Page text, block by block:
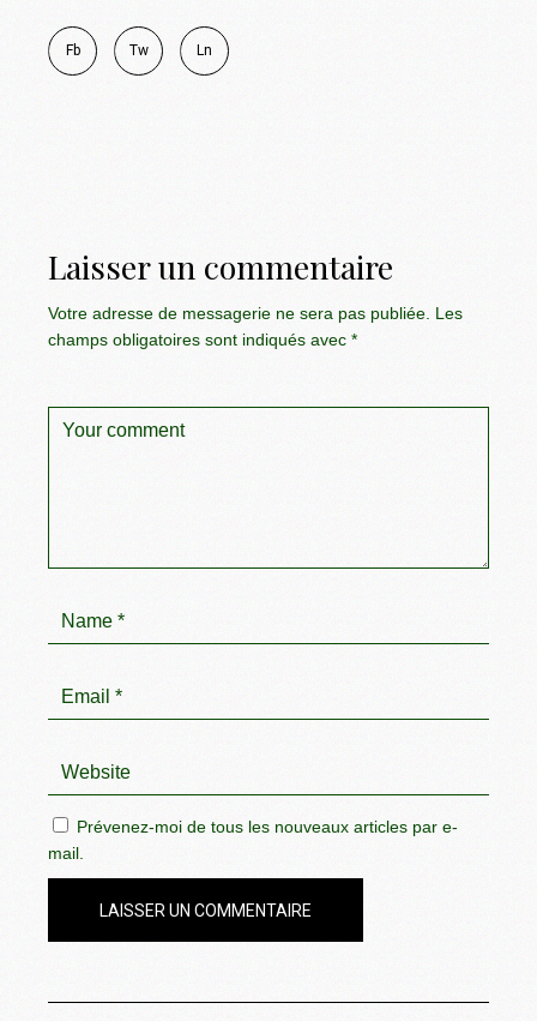
Fb Tw Ln
Laisser un commentaire
Votre adresse de messagerie ne sera pas publiée. Les
champs obligatoires sont indiqués avec*
Prévenez-moi de tous les nouveaux articles par e-
mail.
LAISSER UN COMMENTAIRE